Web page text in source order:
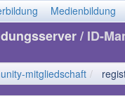
Medienbildung
/ ID-
mitgliedschaft